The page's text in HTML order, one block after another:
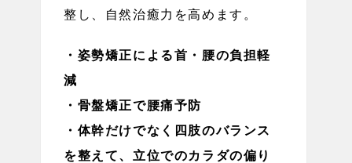
整し、自然治癒力を高めます。
・姿勢矯正による首・腰の負担軽
減
・骨盤矯正で腰痛予防
・体幹だけでなく四肢のバランス
を整えて、立位でのカラダの偏り